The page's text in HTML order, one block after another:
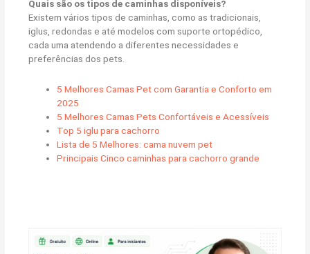
Quais são os tipos de caminhas disponíveis?
Existem vários tipos de caminhas, como as tradicionais,
iglus, redondas e até modelos com suporte ortopédico,
cada uma atendendo a diferentes necessidades e
preferências dos pets.
5 Melhores Camas Pet com Garantia e Conforto em
2025
5 Melhores Camas Pets Confortáveis e Acessíveis
Top 5 iglu para cachorro
Lista de 5 Melhores: cama nuvem pet
Principais Cinco caminhas para cachorro grande